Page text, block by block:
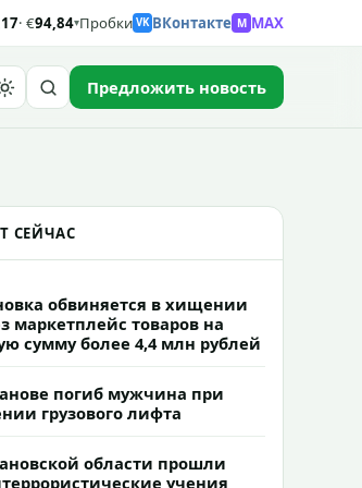
· €94,84▾Пробки VK ВКонтакте M MAX
Предложить новость
СЕЙЧАС
обвиняется в хищении
маркетплейс товаров на
сумму более 4,4 млн рублей
погиб мужчина при
грузового лифта
области прошли
учения